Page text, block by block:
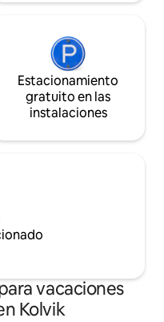
Estacionamiento
gratuito en las
instalaciones
vacaciones
Kolvik